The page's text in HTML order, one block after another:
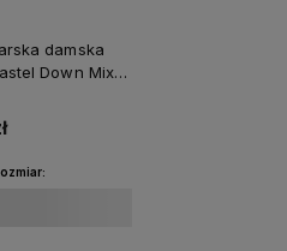
damska
Down Mix